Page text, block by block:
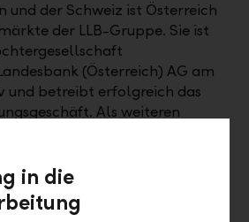
und der Schweiz ist Österreich
der LLB-Gruppe. Sie ist
(Österreich) AG am
und betreibt erfolgreich das
Als weiteren
mit den Eigentümern der
Kaufvertrag zum Erwerb
Bank unterzeichnet.
Österreich
in die